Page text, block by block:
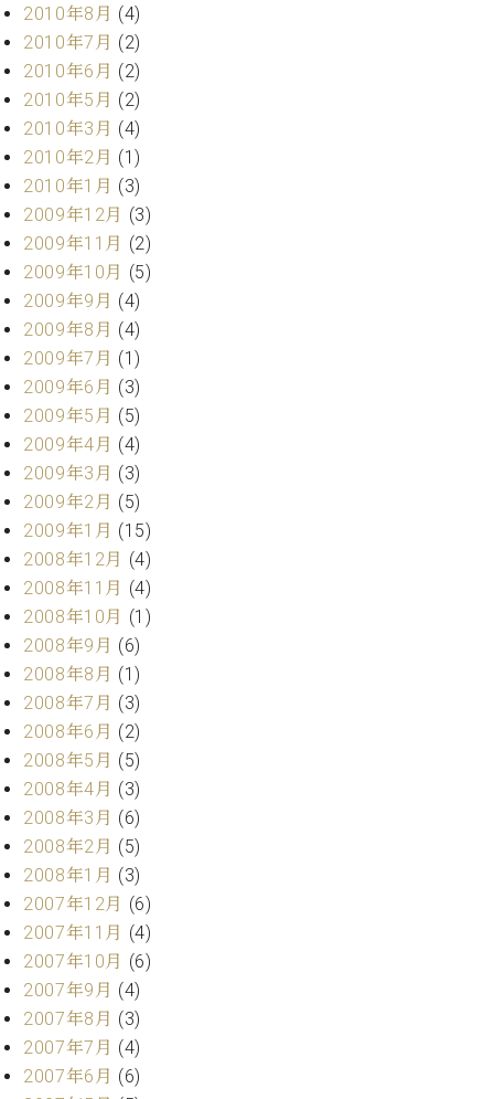
2010年8月 (4)
2010年7月 (2)
2010年6月 (2)
2010年5月 (2)
2010年3月 (4)
2010年2月 (1)
2010年1月 (3)
2009年12月 (3)
2009年11月 (2)
2009年10月 (5)
2009年9月 (4)
2009年8月 (4)
2009年7月 (1)
2009年6月 (3)
2009年5月 (5)
2009年4月 (4)
2009年3月 (3)
2009年2月 (5)
2009年1月 (15)
2008年12月 (4)
2008年11月 (4)
2008年10月 (1)
2008年9月 (6)
2008年8月 (1)
2008年7月 (3)
2008年6月 (2)
2008年5月 (5)
2008年4月 (3)
2008年3月 (6)
2008年2月 (5)
2008年1月 (3)
2007年12月 (6)
2007年11月 (4)
2007年10月 (6)
2007年9月 (4)
2007年8月 (3)
2007年7月 (4)
2007年6月 (6)